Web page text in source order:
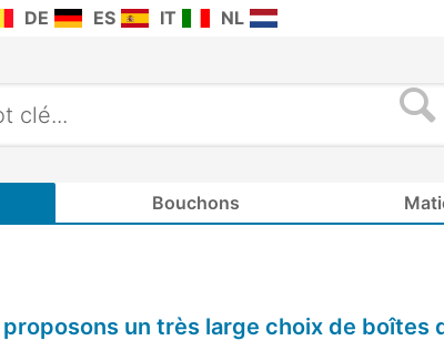
DE ES IT NL
Bouchons
un très large choix de boîtes